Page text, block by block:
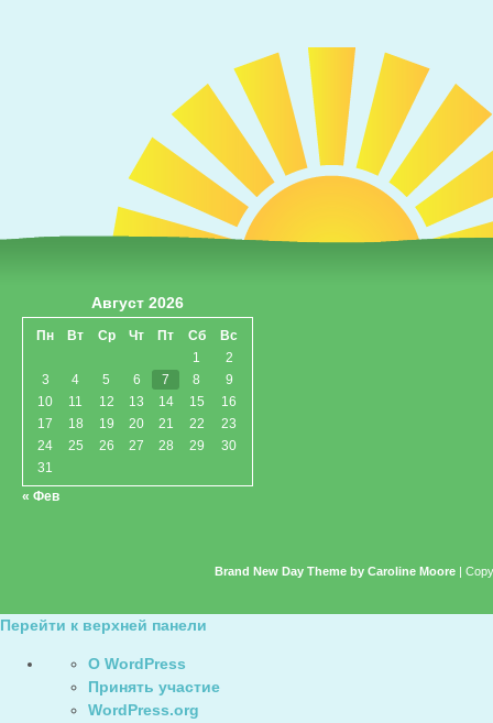
Август 2026
Пн Вт Ср Чт Пт Сб
Вс
1
2
3
4 5 6 7 8
9
10
11 12 13 14 15
16
17
18 19 20 21 22
23
24
25 26 27 28 29
30
31
« Фев
Brand New Day Theme by Caroline Moore|
Перейти к верхней панели
WordPress
О WordPress
Принять участие
WordPress.org